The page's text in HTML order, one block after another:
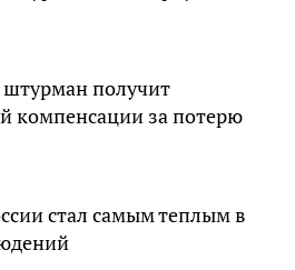
получит
компенсации за потерю
стал самым теплым в